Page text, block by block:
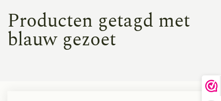
Producten getagd met
blauw gezoet